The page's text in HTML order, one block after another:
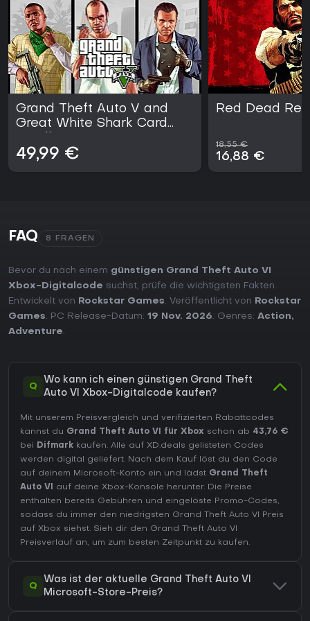
Grand Theft Auto V and
Great White Shark Card
49,99 €
Red Dead
18,55 €
16,88 €
FAQ 8 FRAGEN
Bevor du nach einem günstigen Grand Theft Auto VI
Xbox-Digitalcode suchst, prüfe die wichtigsten Fakten.
Entwickelt von
Rockstar Games. Veröffentlicht von
Rockstar
Games. PC Release-Datum: 19 Nov. 2026. Genres: Action,
Adventure.
Q
Wo kann ich einen günstigen Grand Theft
Auto VI Xbox-Digitalcode kaufen?
Mit unserem Preisvergleich und verifizierten Rabattcodes
kannst du Grand Theft Auto VI für Xbox schon ab 43,76 €
bei Difmark kaufen. Alle auf XD.deals gelisteten Codes
werden digital geliefert. Nach dem Kauf löst du den Code
auf deinem Microsoft-Konto ein und lädst Grand Theft
Auto VI
auf deine Xbox-Konsole herunter. Die Preise
enthalten bereits Gebühren und eingelöste Promo-Codes,
sodass du immer den niedrigsten Grand Theft Auto VI Preis
auf Xbox siehst. Sieh dir den Grand Theft Auto VI
Preisverlauf an, um zum besten Zeitpunkt zu kaufen.
Q
Was ist der aktuelle Grand Theft Auto VI
Microsoft-Store-Preis?